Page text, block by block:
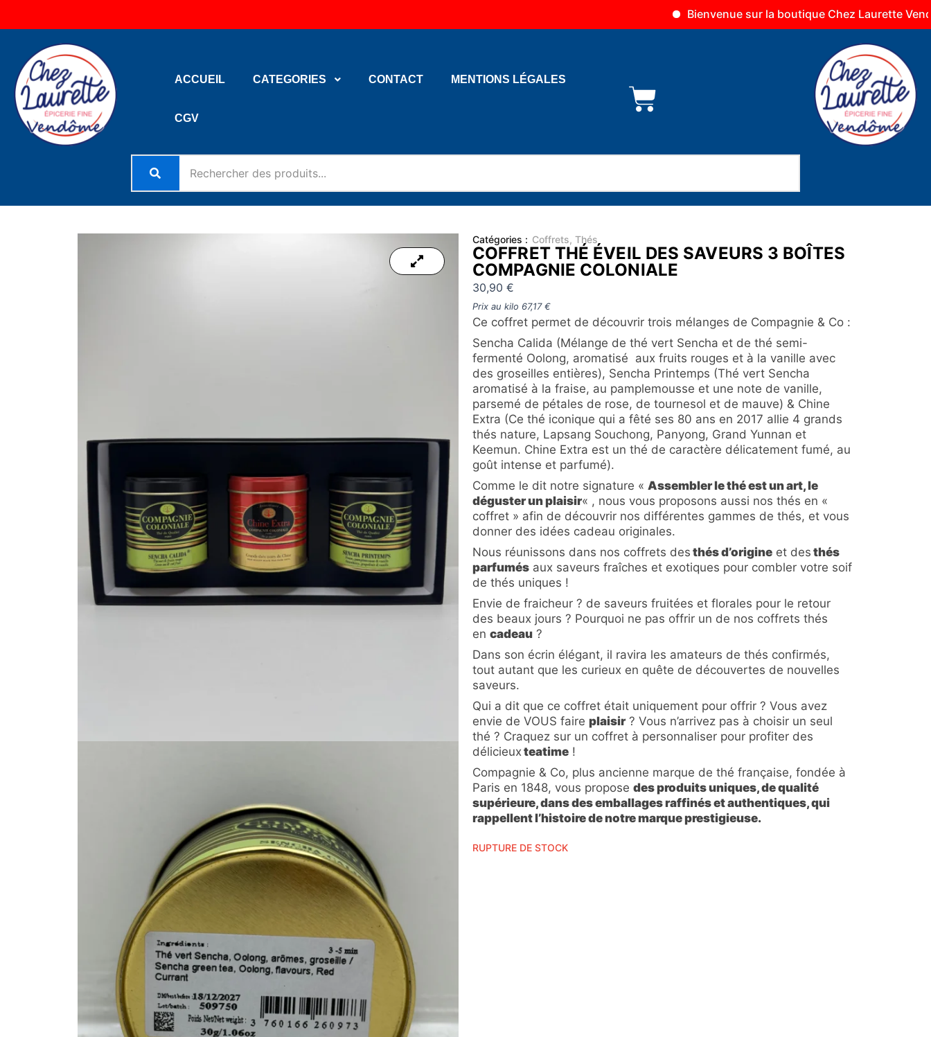
Bienvenue sur la boutique Chez Laurette Vendôme
au
ACCUEIL CATEGORIES CONTACT MENTIONS LÉGALES
CGV
Catégories : Coffrets, Thés
COFFRET THÉ ÉVEIL DES SAVEURS 3 BOÎTES
COMPAGNIE COLONIALE
30,90 €
Prix au kilo 67,17€
Ce coffret permet de découvrir trois mélanges de Compagnie & Co :
Sencha Calida (Mélange de thé vert Sencha et de thé semi-
fermenté Oolong, aromatisé aux fruits rouges et à la vanille avec
des groseilles entières), Sencha Printemps (Thé vert Sencha
aromatisé à la fraise, au pamplemousse et une note de vanille,
parsemé de pétales de rose, de tournesol et de mauve) & Chine
Extra (Ce thé iconique qui a fêté ses 80 ans en 2017 allie 4 grands
thés nature, Lapsang Souchong, Panyong, Grand Yunnan et
Keemun. Chine Extra est un thé de caractère délicatement fumé, au
goût intense et parfumé).
Comme le dit notre signature « Assembler le thé est un art, le
déguster un plaisir« , nous vous proposons aussi nos thés en «
coffret » afin de découvrir nos différentes gammes de thés, et vous
donner des idées cadeau originales.
Nous réunissons dans nos coffrets des thés d’origine et des thés
parfumés aux saveurs fraîches et exotiques pour combler votre soif
de thés uniques !
Envie de fraicheur ? de saveurs fruitées et florales pour le retour
des beaux jours ? Pourquoi ne pas offrir un de nos coffrets thés
en cadeau ?
Dans son écrin élégant, il ravira les amateurs de thés confirmés,
tout autant que les curieux en quête de découvertes de nouvelles
saveurs.
Qui a dit que ce coffret était uniquement pour offrir ? Vous avez
envie de VOUS faire plaisir ? Vous n’arrivez pas à choisir un seul
thé ? Craquez sur un coffret à personnaliser pour profiter des
délicieuxteatime !
Compagnie & Co, plus ancienne marque de thé française, fondée à
Paris en 1848, vous propose des produits uniques, de qualité
supérieure, dans des emballages raffinés et authentiques, qui
rappellent l’histoire de notre marque prestigieuse.
RUPTURE DE STOCK